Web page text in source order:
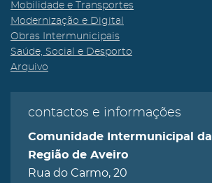
Mobilidade e Transportes
Modernização e Digital
Obras Intermunicipais
Saúde, Social e Desporto
Arquivo
contactos e informações
Comunidade Intermunicipal da
Região de Aveiro
Rua do Carmo, 20